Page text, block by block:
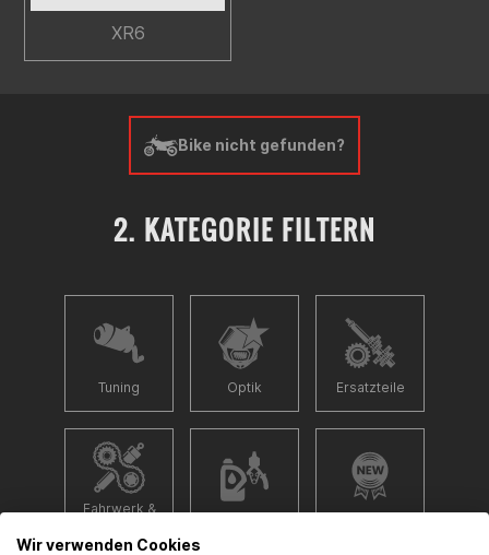
XR6
Bike nicht gefunden?
2. KATEGORIE FILTERN
Tuning Optik Ersatzteile
Fahrwerk &
Wir verwenden Cookies